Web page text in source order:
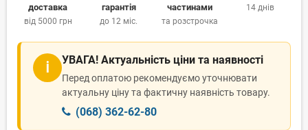
доставка
від 5000 грн
гарантія
до 12 міс.
частинами
та розстрочка
14 днів
ℹ УВАГА! Актуальність ціни та наявності
Перед оплатою рекомендуємо уточнювати
актуальну ціну та фактичну наявність товару.
(068) 362-62-80